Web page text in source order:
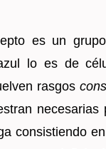
es un
lo es de
ras­gos
con­sis­tien­do